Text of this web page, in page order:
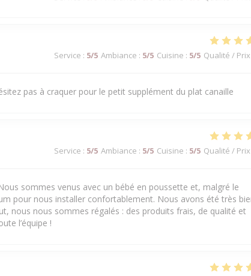
Service : 5/5 Ambiance : 5/5 Cuisine : 5/5 Qualité / Prix
pas à craquer pour le petit supplément du plat canaille
Service : 5/5 Ambiance : 5/5 Cuisine : 5/5 Qualité / Prix
sommes venus avec un bébé en poussette et, malgré le
pour nous installer confortablement. Nous avons été très
nous nous sommes régalés : des produits frais, de qualité et
l’équipe !